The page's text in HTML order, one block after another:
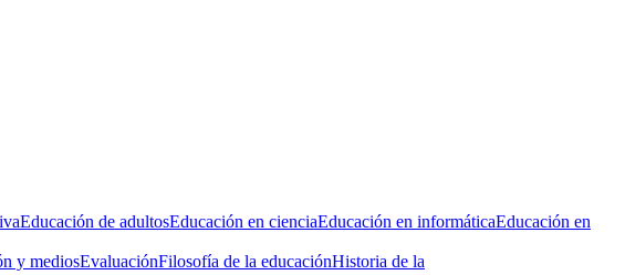
Educación de adultosEducación en cienciaEducación en informáticaEducación en
y mediosEvaluaciónFilosofía de la educaciónHistoria de la